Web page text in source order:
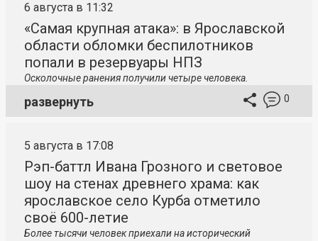
6 августа в 11:32
«Самая крупная атака»: в Ярославской
области обломки беспилотников
попали в резервуары НПЗ
Осколочные ранения получили четыре человека.
развернуть 0
5 августа в 17:08
Рэп-баттл Ивана Грозного и световое
шоу на стенах древнего храма: как
ярославское село Курба отметило
своё 600-летие
Более тысячи человек приехали на исторический